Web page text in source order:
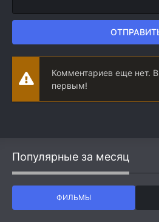
Комментариев еще нет.
первым!
Популярные за месяц
ФИЛЬМЫ